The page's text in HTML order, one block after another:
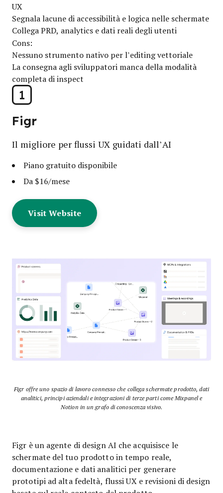
1
Figr
Il migliore per flussi UX guidati dall’AI
Piano gratuito disponibile
Da $16/mese
Visit Website
Figr offre uno spazio di lavoro connesso che collega schermate prodotto, dati
analitici, principi aziendali e integrazioni di terze parti come Mixpanel e
Notion in un grafo di conoscenza visivo.
Figr è un agente di design AI che acquisisce le
schermate del tuo prodotto in tempo reale,
documentazione e dati analitici per generare
prototipi ad alta fedeltà, flussi UX e revisioni di design
UX
Segnala lacune di accessibilità e logica nelle schermate
Collega PRD, analytics e dati reali degli utenti
Cons:
Nessuno strumento nativo per l’editing vettoriale
La consegna agli sviluppatori manca della modalità
completa di inspect